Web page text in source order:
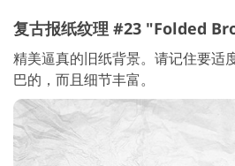
复古报纸纹理 #23 "Folded
精美逼真的旧纸背景。请记住要适
巴的，而且细节丰富。